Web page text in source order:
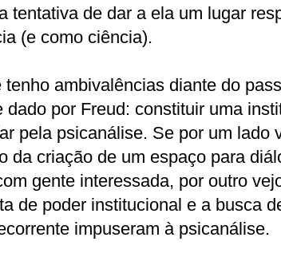
tentativa de dar a ela um lugar
(e como ciência).
tenho ambivalências diante do
dado por Freud: constituir uma
pela psicanálise. Se por um lado
da criação de um espaço para
gente interessada, por outro
de poder institucional e a busca
impuseram à psicanálise.